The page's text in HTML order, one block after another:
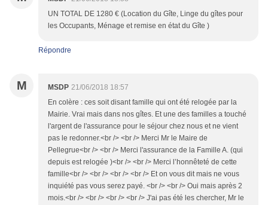
UN TOTAL DE 1280 € (Location du Gîte, Linge du gîtes pour
les Occupants, Ménage et remise en état du Gîte )
Répondre
M MSDP 21/06/2018 18:57
En colère : ces soit disant famille qui ont été relogée par la
Mairie. Vrai mais dans nos gîtes. Et une des familles a touché
l'argent de l'assurance pour le séjour chez nous et ne vient
pas le redonner.<br /> <br /> Merci Mr le Maire de
Pellegrue<br /> <br /> Merci l'assurance de la Famille A. (qui
depuis est relogée )<br /> <br /> Merci l’honnêteté de cette
famille<br /> <br /> <br /> <br /> Et on vous dit mais ne vous
inquiété pas vous serez payé. <br /> <br /> Oui mais après 2
mois.<br /> <br /> <br /> <br /> J'ai pas été les chercher, Mr le